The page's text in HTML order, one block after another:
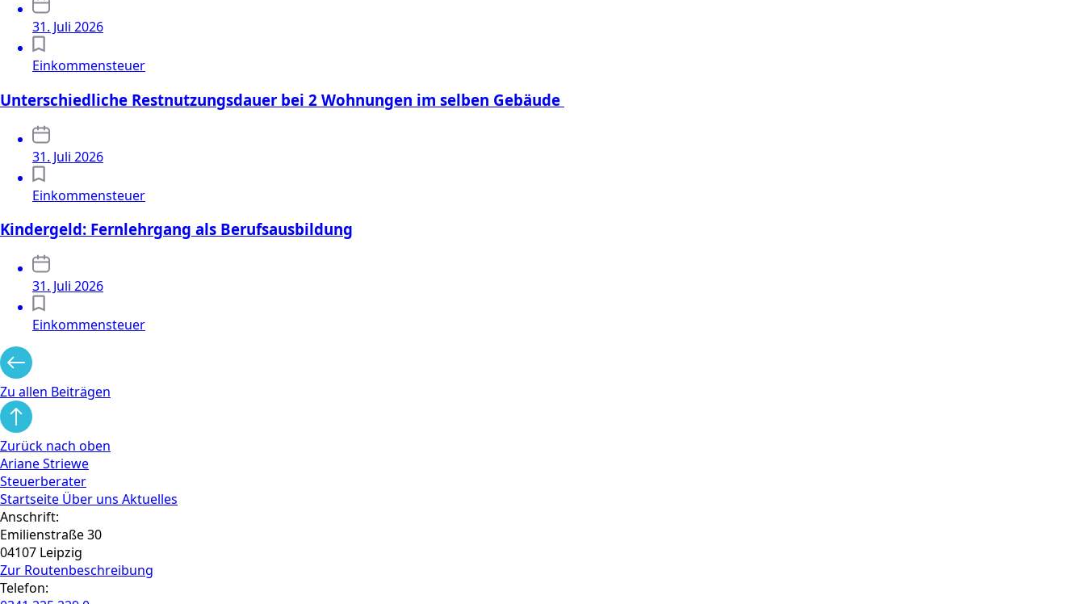
31. Juli 2026
Einkommensteuer
Unterschiedliche Restnutzungsdauer bei 2 Wohnungen im selben Gebäude
31. Juli 2026
Einkommensteuer
Kindergeld: Fernlehrgang als Berufsausbildung
31. Juli 2026
Einkommensteuer
Zu allen Beiträgen
Zurück nach oben
Ariane Striewe
Steuerberater
Startseite Über uns Aktuelles
Anschrift:
Emilienstraße 30
04107 Leipzig
Zur Routen­beschreibung
Telefon: